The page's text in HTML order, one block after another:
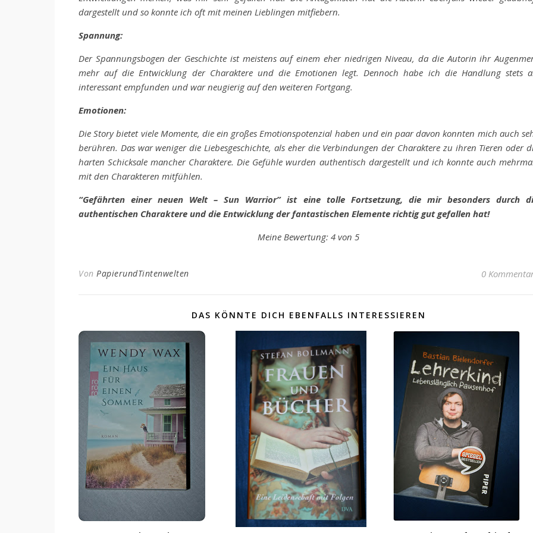
dargestellt und so konnte ich oft mit meinen Lieblingen mitfiebern.
Spannung:
Der Spannungsbogen der Geschichte ist meistens auf einem eher niedrigen Niveau, da die Autorin ihr
mehr auf die Entwicklung der Charaktere und die Emotionen legt. Dennoch habe ich die Handlung stets
interessant empfunden und war neugierig auf den weiteren Fortgang.
Emotionen:
Die Story bietet viele Momente, die ein großes Emotionspotenzial haben und ein paar davon konnten mich auch
berühren. Das war weniger die Liebesgeschichte, als eher die Verbindungen der Charaktere zu ihren Tieren oder
harten Schicksale mancher Charaktere. Die Gefühle wurden authentisch dargestellt und ich konnte auch
mit den Charakteren mitfühlen.
“Gefährten einer neuen Welt – Sun Warrior” ist eine tolle Fortsetzung, die mir besonders durch
authentischen Charaktere und die Entwicklung der fantastischen Elemente richtig gut gefallen hat!
Meine Bewertung: 4 von 5
Von PapierundTintenwelten 0
DAS KÖNNTE DICH EBENFALLS INTERESSIEREN